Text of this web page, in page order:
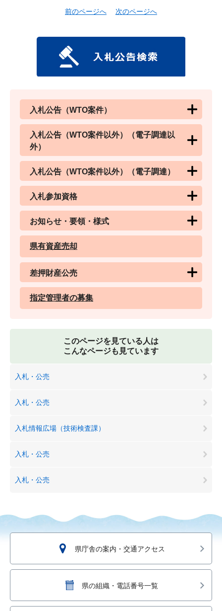
前のページへ 次のページへ
入札公告（WTO案件）
入札公告（WTO案件以外）（電子調達以
外）
入札公告（WTO案件以外）（電子調達）
入札参加資格
お知らせ・要領・様式
県有資産売却
差押財産公売
指定管理者の募集
このページを見ている人は
こんなページも見ています
入札・公売
入札・公売
入札情報広場（技術検査課）
入札・公売
入札・公売
県庁舎の案内・交通アクセス
県の組織・電話番号一覧